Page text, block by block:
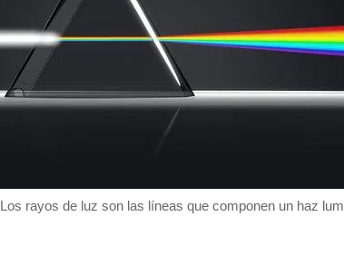
Los rayos de luz son las líneas que componen un haz